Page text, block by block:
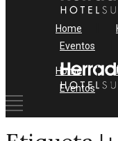
Home
Eventos
Home
Eventos